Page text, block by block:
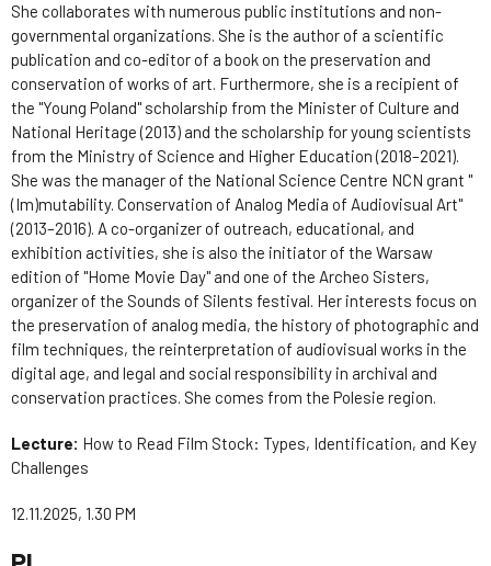
She collaborates with numerous public institutions and non-
governmental organizations. She is the author of a scientific
publication and co-editor of a book on the preservation and
conservation of works of art. Furthermore, she is a recipient of
the "Young Poland" scholarship from the Minister of Culture and
National Heritage (2013) and the scholarship for young scientists
from the Ministry of Science and Higher Education (2018–2021).
She was the manager of the National Science Centre NCN grant "
(Im)mutability. Conservation of Analog Media of Audiovisual Art"
(2013–2016). A co-organizer of outreach, educational, and
exhibition activities, she is also the initiator of the Warsaw
edition of "Home Movie Day" and one of the Archeo Sisters,
organizer of the Sounds of Silents festival. Her interests focus on
the preservation of analog media, the history of photographic and
film techniques, the reinterpretation of audiovisual works in the
digital age, and legal and social responsibility in archival and
conservation practices. She comes from the Polesie region.
Lecture: How to Read Film Stock: Types, Identification, and Key
Challenges
12.11.2025, 1.30 PM